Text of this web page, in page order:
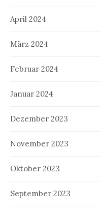
April 2024
März 2024
Februar 2024
Januar 2024
Dezember 2023
November 2023
Oktober 2023
September 2023